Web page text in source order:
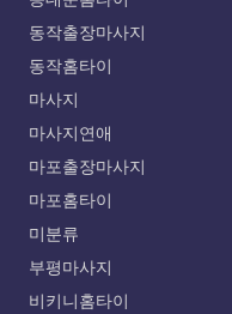
동작출장마사지
동작홈타이
마사지
마사지연애
마포출장마사지
마포홈타이
미분류
부평마사지
비키니홈타이